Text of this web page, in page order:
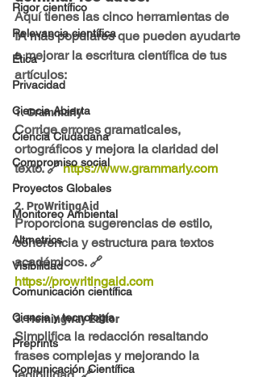
Rigor científico
Relevancia científica
Ética
Privacidad
Ciencia Abierta
Ciencia Ciudadana
Compromiso social
Proyectos Globales
Monitoreo Ambiental
Altmetrics
Visibilidad
Comunicación científica
Ciencia y tecnología
Preprints
Comunicación Científica
Aquí tienes las cinco herramientas de
IA más populares que pueden ayudarte
a mejorar la escritura científica de tus
artículos:
1. Grammarly
Corrige errores gramaticales,
ortográficos y mejora la claridad del
texto. 🔗 https://www.grammarly.com
2. ProWritingAid
Proporciona sugerencias de estilo,
coherencia y estructura para textos
académicos. 🔗
https://prowritingaid.com
3. Hemingway Editor
Simplifica la redacción resaltando
frases complejas y mejorando la